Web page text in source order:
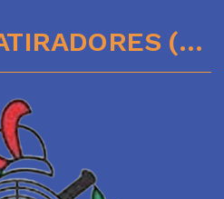
SOCIEDADE ATIRADORES (51)35641136